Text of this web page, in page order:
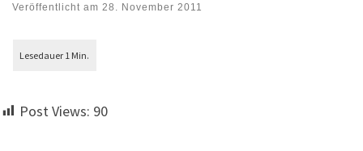
Veröffentlicht am 28. November 2011
Post Views: 90